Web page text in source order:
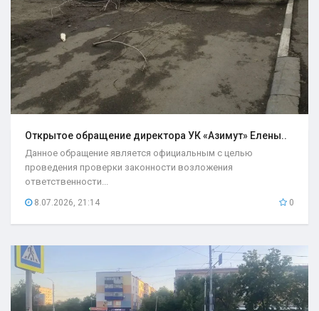
Открытое обращение директора УК «Азимут» Елены..
Данное обращение является официальным с целью
проведения проверки законности возложения
ответственности...
8.07.2026, 21:14 0